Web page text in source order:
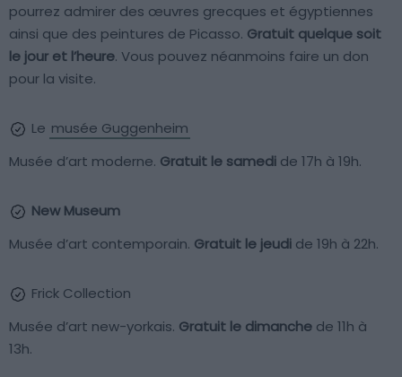
pourrez admirer des œuvres grecques et égyptiennes
ainsi que des peintures de Picasso. Gratuit quelque soit
le jour et l’heure. Vous pouvez néanmoins faire un don
pour la visite.
Le musée Guggenheim
Musée d’art moderne. Gratuit le samedi de 17h à 19h.
New Museum
Musée d’art contemporain. Gratuit le jeudi de 19h à 22h.
Frick Collection
Musée d’art new-yorkais. Gratuit le dimanche de 11h à
13h.